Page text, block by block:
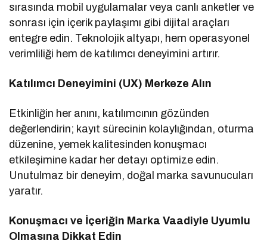
sırasında mobil uygulamalar veya canlı anketler ve
sonrası için içerik paylaşımı gibi dijital araçları
entegre edin. Teknolojik altyapı, hem operasyonel
verimliliği hem de katılımcı deneyimini artırır.
Katılımcı Deneyimini (UX) Merkeze Alın
Etkinliğin her anını, katılımcının gözünden
değerlendirin; kayıt sürecinin kolaylığından, oturma
düzenine, yemek kalitesinden konuşmacı
etkileşimine kadar her detayı optimize edin.
Unutulmaz bir deneyim, doğal marka savunucuları
yaratır.
Konuşmacı ve İçeriğin Marka Vaadiyle Uyumlu
Olmasına Dikkat Edin